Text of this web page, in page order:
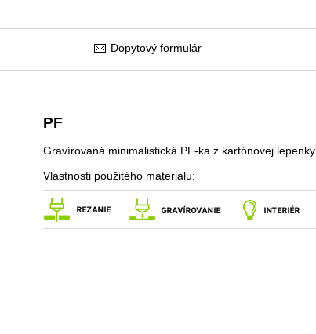
Dopytový formulár
PF
Gravírovaná minimalistická PF-ka z kartónovej lepenky.
Vlastnosti použitého materiálu: